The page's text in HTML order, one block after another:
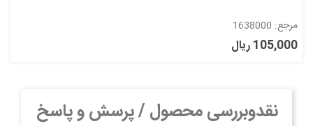
مرجع: 1638000
105,000 ریال
نقدوبررسی محصول / پرسش و پاسخ